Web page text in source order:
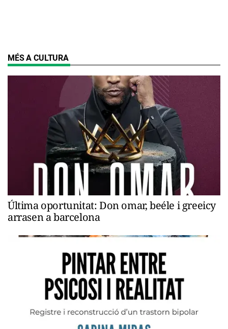
MÉS A CULTURA
Última oportunitat: Don omar, beéle i greeicy
arrasen a barcelona